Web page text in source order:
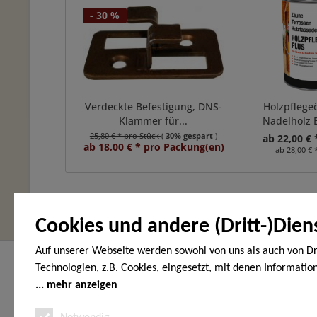
Cookies und andere (Dritt-
Auf unserer Webseite werden sowohl von uns als auch von
Technologien, z.B. Cookies, eingesetzt, mit denen
Endgerät gespeichert und/oder von Ihrem Endgerät
mehr anzeigen
- 30 %
Verdeckte Befestigung, DNS-
Klammer für...
25,80 € * pro Stück( 30% gespart )
ab 18,00 € * pro Packung(en)
Nadelholz
ab 22,00 €
ab 28,00
Hier finden Sie uns
HOLZ-WOHNEN-GARTEN
Vöhrumer Str. 40
Service